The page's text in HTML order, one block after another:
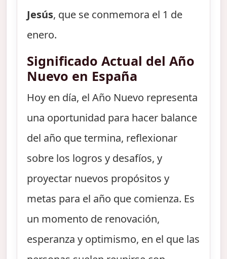
Jesús, que se conmemora el 1 de
enero.
Significado Actual del Año
Nuevo en España
Hoy en día, el Año Nuevo representa
una oportunidad para hacer balance
del año que termina, reflexionar
sobre los logros y desafíos, y
proyectar nuevos propósitos y
metas para el año que comienza. Es
un momento de renovación,
esperanza y optimismo, en el que las